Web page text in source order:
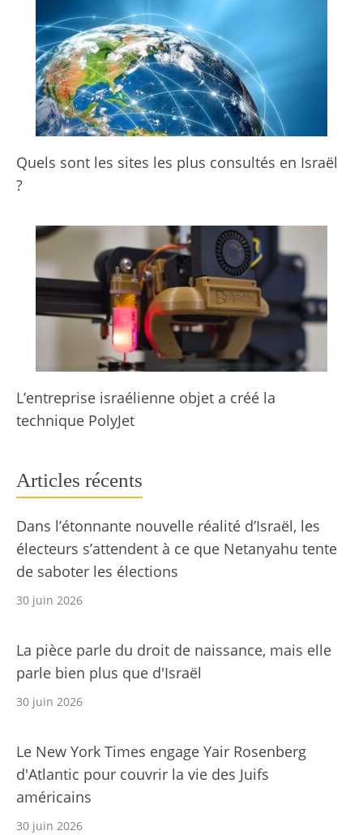
Quels sont les sites les plus consultés en Israël
?
L’entreprise israélienne objet a créé la
technique PolyJet
Articles récents
Dans l’étonnante nouvelle réalité d’Israël, les
électeurs s’attendent à ce que Netanyahu tente
de saboter les élections
30 juin 2026
La pièce parle du droit de naissance, mais elle
parle bien plus que d'Israël
30 juin 2026
Le New York Times engage Yair Rosenberg
d'Atlantic pour couvrir la vie des Juifs
américains
30 juin 2026